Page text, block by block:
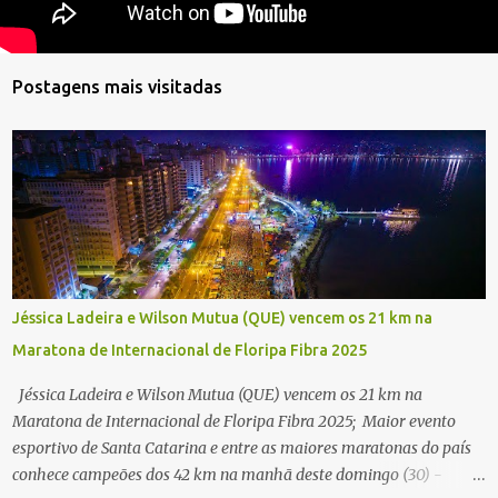
Postagens mais visitadas
Jéssica Ladeira e Wilson Mutua (QUE) vencem os 21 km na
Maratona de Internacional de Floripa Fibra 2025
Jéssica Ladeira e Wilson Mutua (QUE) vencem os 21 km na
Maratona de Internacional de Floripa Fibra 2025; Maior evento
esportivo de Santa Catarina e entre as maiores maratonas do país
conhece campeões dos 42 km na manhã deste domingo (30) -